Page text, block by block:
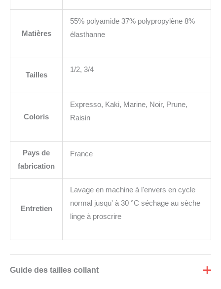
Matières
55% polyamide 37% polypropylène 8%
élasthanne
Tailles
1/2, 3/4
Coloris
Expresso, Kaki, Marine, Noir, Prune,
Raisin
Pays de
fabrication
France
Entretien
Lavage en machine à l'envers en cycle
normal jusqu' à 30 °C séchage au sèche
linge à proscrire
Guide des tailles collant